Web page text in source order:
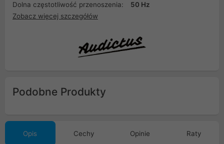
Dolna częstotliwość przenoszenia:
50 Hz
Zobacz więcej szczegółów
Podobne Produkty
Opis Cechy Opinie Raty